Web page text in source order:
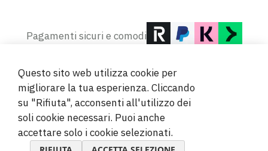
Pagamenti sicuri e comodi
© 2019-2026 Megamix s.r.o.
Questo sito web utilizza cookie per
migliorare la tua esperienza. Cliccando
su "Rifiuta", acconsenti all'utilizzo dei
soli cookie necessari. Puoi anche
accettare solo i cookie selezionati.